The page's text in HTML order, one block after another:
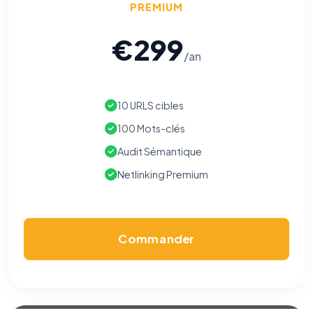
PREMIUM
€299/an
10 URLS cibles
100 Mots-clés
Audit Sémantique
Netlinking Premium
Commander